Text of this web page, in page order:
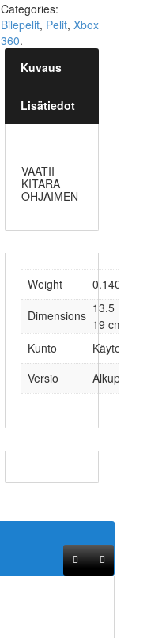
Categories:
Bilepelit, Pelit, Xbox
360.
Kuvaus
Lisätiedot
VAATII
KITARA
OHJAIMEN
Weight
0.140 kg
Dimensions 13.5 × 1.5 ×
19 cm
Kunto
Käytetty
Versio
Alkuperäinen